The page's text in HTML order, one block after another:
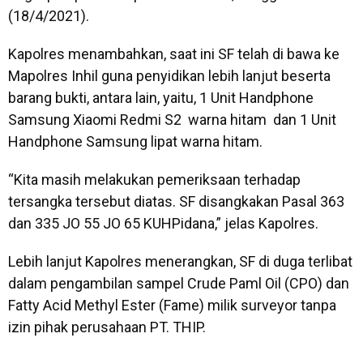
(18/4/2021).
Kapolres menambahkan, saat ini SF telah di bawa ke
Mapolres Inhil guna penyidikan lebih lanjut beserta
barang bukti, antara lain, yaitu, 1 Unit Handphone
Samsung Xiaomi Redmi S2 warna hitam dan 1 Unit
Handphone Samsung lipat warna hitam.
“Kita masih melakukan pemeriksaan terhadap
tersangka tersebut diatas. SF disangkakan Pasal 363
dan 335 JO 55 JO 65 KUHPidana,” jelas Kapolres.
Lebih lanjut Kapolres menerangkan, SF di duga terlibat
dalam pengambilan sampel Crude Paml Oil (CPO) dan
Fatty Acid Methyl Ester (Fame) milik surveyor tanpa
izin pihak perusahaan PT. THIP.